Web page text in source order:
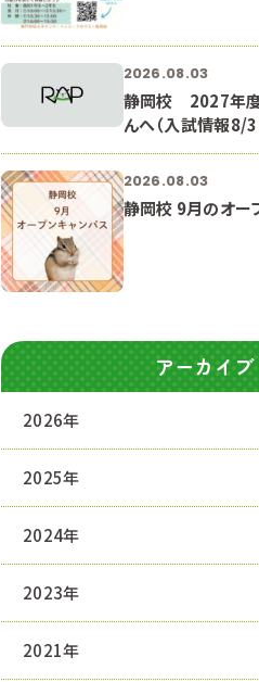
2026.08.03
静岡校 2027年度
んへ（入試情報8/3
2026.08.03
静岡校 9月のオー
アーカイブ
2026年
2025年
2024年
2023年
2021年